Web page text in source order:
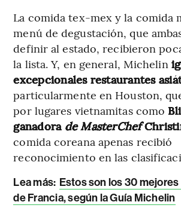
La comida tex-mex y la comida
menú de degustación, que
definir al estado, recibieron
la lista. Y, en general, Michelin
excepcionales restaurantes
particularmente en Houston,
por lugares vietnamitas como
ganadora de MasterChef
comida coreana apenas recibió
reconocimiento en las
Lea más: Estos son los 30
de Francia, según la Guía Michelin